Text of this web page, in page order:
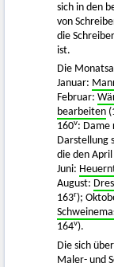
sich in den
von
die
ist.
Die
Januar:
Februar:
bearbeiten
160v: Dame
Darstellung
die den
Juni:
August:
163r);
164v).
Die sich
Maler- und